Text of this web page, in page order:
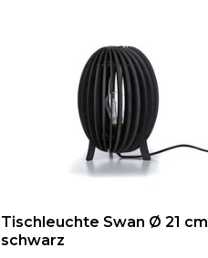
Tischleuchte Swan Ø 21 cm
schwarz